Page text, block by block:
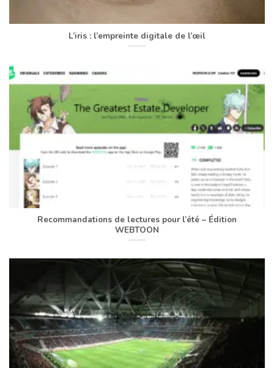
L’iris : l’empreinte digitale de l’œil
Recommandations de lectures pour l’été – Édition
WEBTOON